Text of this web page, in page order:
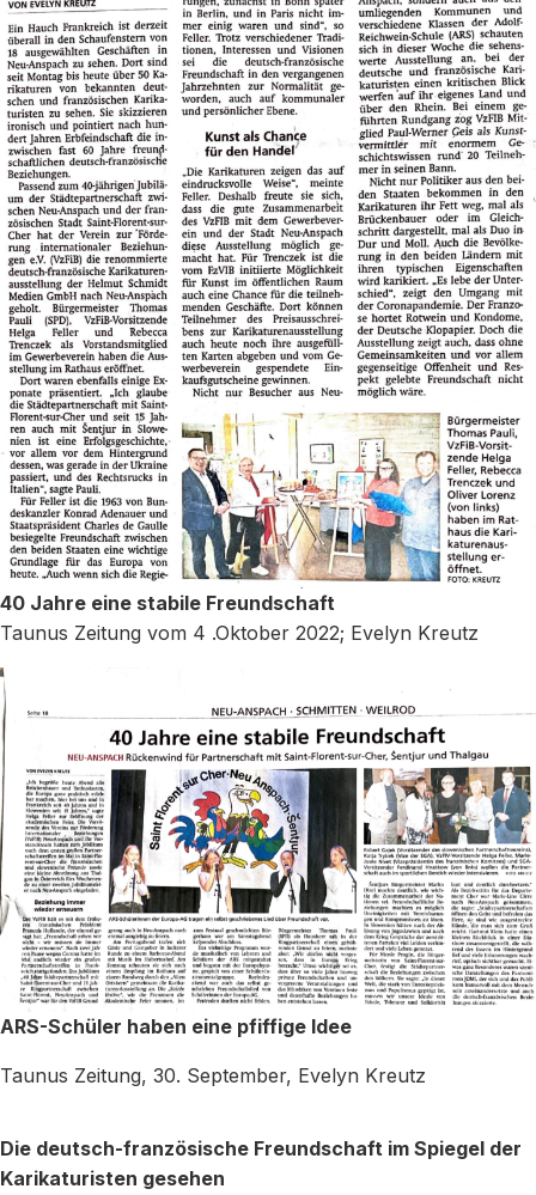
40 Jahre eine stabile Freundschaft
Taunus Zeitung vom 4 .Oktober 2022; Evelyn Kreutz
ARS-Schüler haben eine pfiffige Idee
Taunus Zeitung, 30. September, Evelyn Kreutz
Die deutsch-französische Freundschaft im Spiegel der
Karikaturisten gesehen